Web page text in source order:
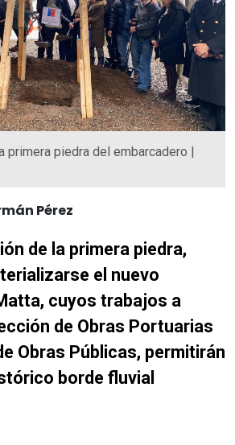
primera piedra del embarcadero |
Pérez
de la primera piedra,
el nuevo
cuyos trabajos a
de Obras Portuarias
Obras Públicas, permitirán
borde fluvial